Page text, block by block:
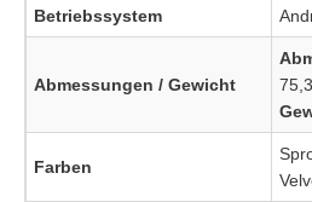
Betriebssystem
Abmessungen / Gewicht
Farben